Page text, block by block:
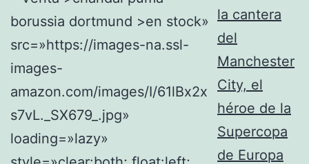
la cantera
del
Manchester
City, el
héroe de la
Supercopa
de Europa